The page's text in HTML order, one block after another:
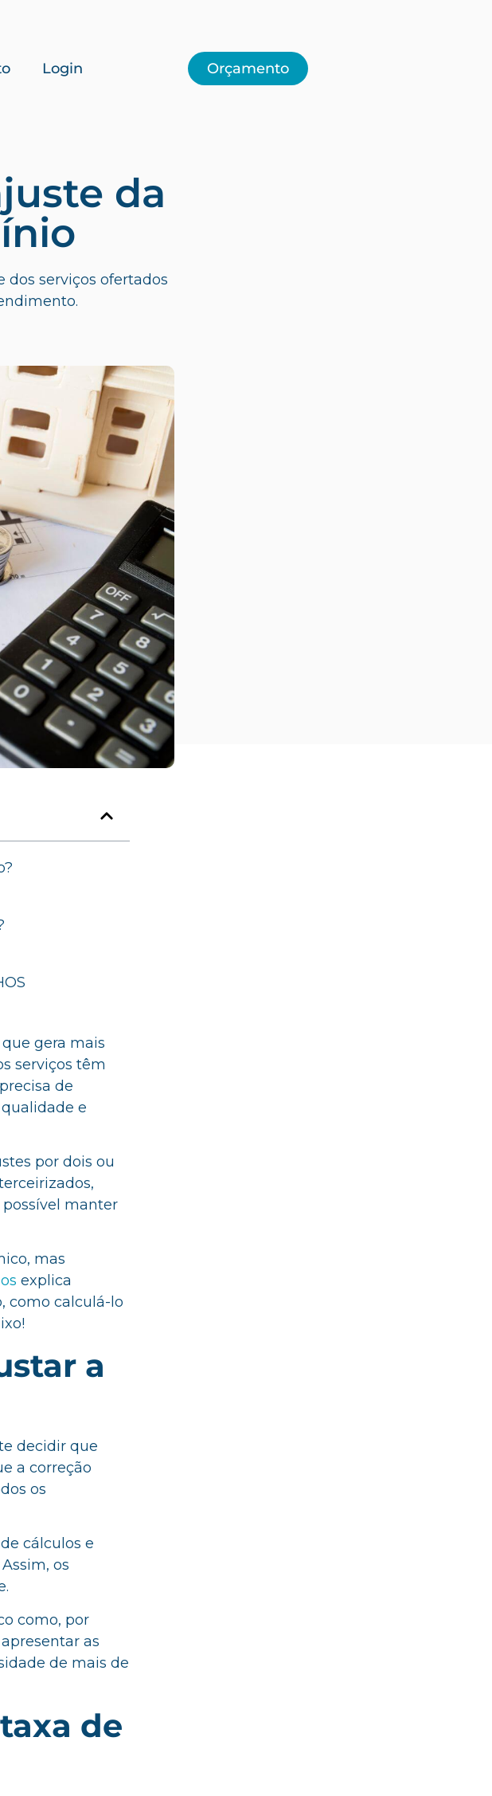
Login Orçamento
da
serviços ofertados
gera mais
serviços têm
de
e
por dois ou
manter
mas
explica
como calculá-lo
a
decidir que
a correção
os
cálculos e
os
como, por
as
de mais de
de